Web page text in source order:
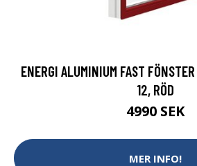
ENERGI ALUMINIUM FAST
12, RÖD
4990 SEK
MER INFO!